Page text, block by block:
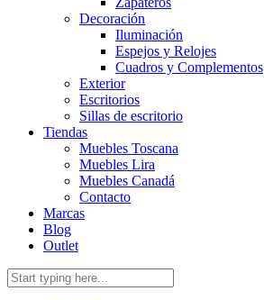
Decoración
Iluminación
Espejos y Relojes
Cuadros y Complementos
Exterior
Escritorios
Sillas de escritorio
Tiendas
Muebles Toscana
Muebles Lira
Muebles Canadá
Contacto
Marcas
Blog
Outlet